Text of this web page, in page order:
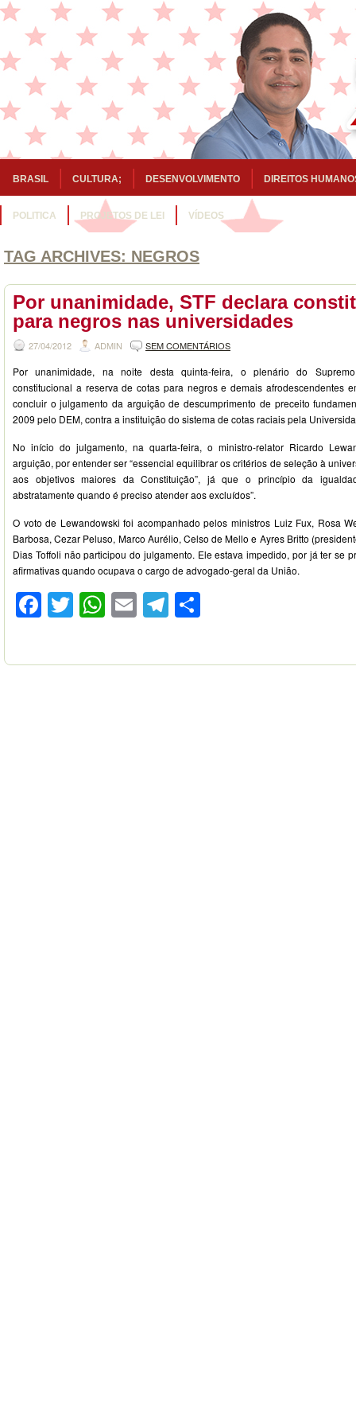
BRASIL CULTURA; DESENVOLVIMENTO DIREITOS
POLITICA PROJETOS DE LEI VÍDEOS
TAG ARCHIVES: NEGROS
Por unanimidade, STF declara
para negros nas universidades
27/04/2012 ADMIN SEM COMENTÁRIOS
Por unanimidade, na noite desta quinta-feira, o plenário do
constitucional a reserva de cotas para negros e demais afrodescendentes
concluir o julgamento da arguição de descumprimento de preceito
2009 pelo DEM, contra a instituição do sistema de cotas raciais pela
No início do julgamento, na quarta-feira, o ministro-relator Ricardo
arguição, por entender ser “essencial equilibrar os critérios de seleção à
aos objetivos maiores da Constituição”, já que o princípio da
abstratamente quando é preciso atender aos excluídos”.
O voto de Lewandowski foi acompanhado pelos ministros Luiz Fux, Rosa
Barbosa, Cezar Peluso, Marco Aurélio, Celso de Mello e Ayres Britto
Dias Toffoli não participou do julgamento. Ele estava impedido, por já ter se
afirmativas quando ocupava o cargo de advogado-geral da União.
Facebook
Twitter
WhatsApp
EmailTelegram